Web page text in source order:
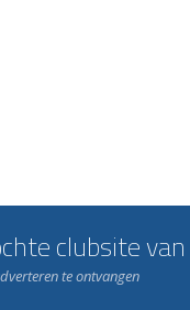
clubsite van
te ontvangen